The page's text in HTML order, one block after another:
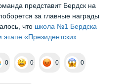
представит Бердск на
за главные награды
что школа №1 Бердска
«Президентских
0 0 0 0